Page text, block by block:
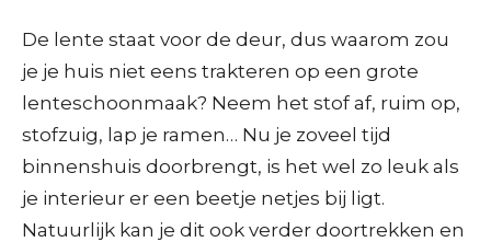
De lente staat voor de deur, dus waarom zou
je je huis niet eens trakteren op een grote
lenteschoonmaak? Neem het stof af, ruim op,
stofzuig, lap je ramen… Nu je zoveel tijd
binnenshuis doorbrengt, is het wel zo leuk als
je interieur er een beetje netjes bij ligt.
Natuurlijk kan je dit ook verder doortrekken en